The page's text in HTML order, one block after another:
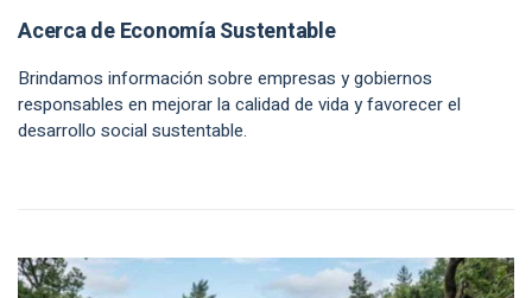
Acerca de Economía Sustentable
Brindamos información sobre empresas y gobiernos
responsables en mejorar la calidad de vida y favorecer el
desarrollo social sustentable.